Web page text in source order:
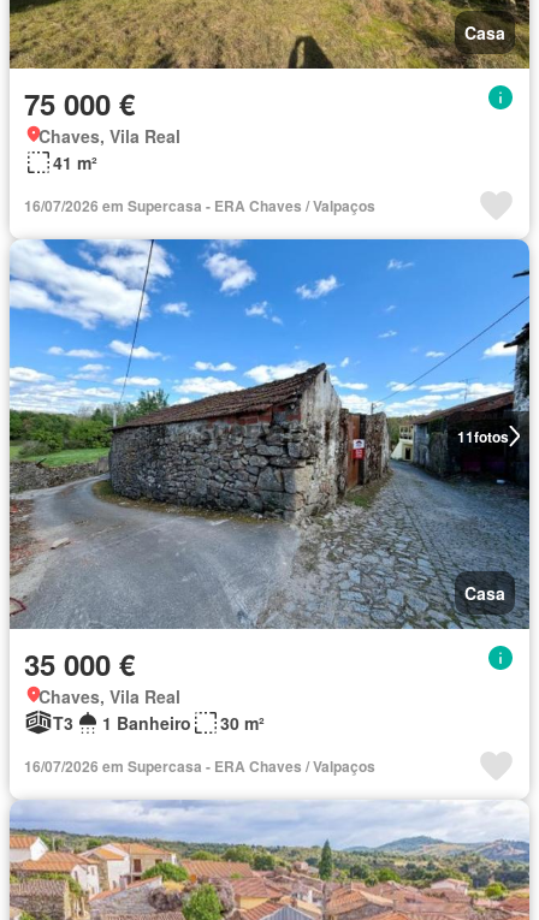
Casa
75 000 €
Chaves, Vila Real
41 m²
16/07/2026 em Supercasa - ERA Chaves / Valpaços
11fotos
Casa
35 000 €
Chaves, Vila Real
T3
1 Banheiro 30 m²
16/07/2026 em Supercasa - ERA Chaves / Valpaços